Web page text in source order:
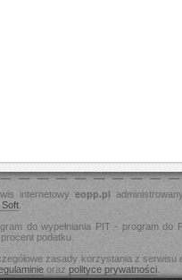
internetowy eopp.pl
do wypełniania PIT - program do
podatku.
zasady korzystania z serwisu
oraz polityce prywatności